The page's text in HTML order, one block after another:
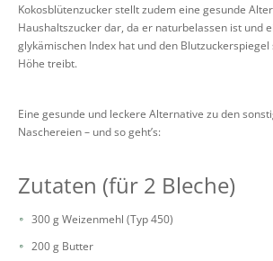
Kokosblütenzucker stellt zudem eine gesunde
Haushaltszucker dar, da er naturbelassen ist und
glykämischen Index hat und den
Höhe treibt.
Eine gesunde und leckere Alternative zu den
Naschereien – und so geht’s:
Zutaten (für 2 Bleche)
300 g Weizenmehl (Typ 450)
200 g Butter